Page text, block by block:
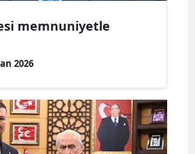
memnuniyetle
2026